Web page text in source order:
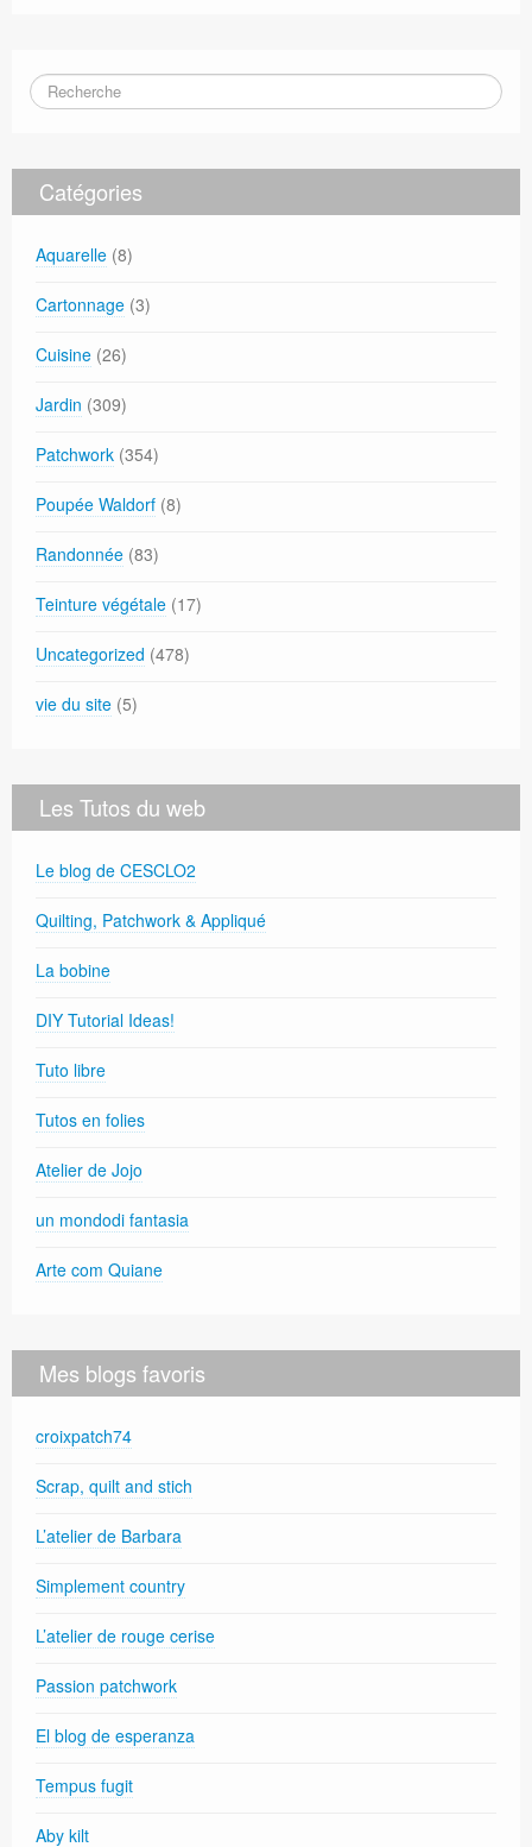
Catégories
Aquarelle (8)
Cartonnage (3)
Cuisine (26)
Jardin (309)
Patchwork (354)
Poupée Waldorf (8)
Randonnée (83)
Teinture végétale (17)
Uncategorized (478)
vie du site (5)
Les Tutos du web
Le blog de CESCLO2
Quilting, Patchwork & Appliqué
La bobine
DIY Tutorial Ideas!
Tuto libre
Tutos en folies
Atelier de Jojo
un mondodi fantasia
Arte com Quiane
Mes blogs favoris
croixpatch74
Scrap, quilt and stich
L’atelier de Barbara
Simplement country
L’atelier de rouge cerise
Passion patchwork
El blog de esperanza
Tempus fugit
Aby kilt